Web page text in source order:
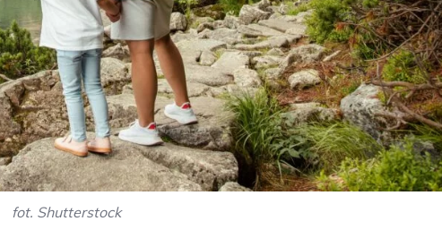
fot. Shutterstock